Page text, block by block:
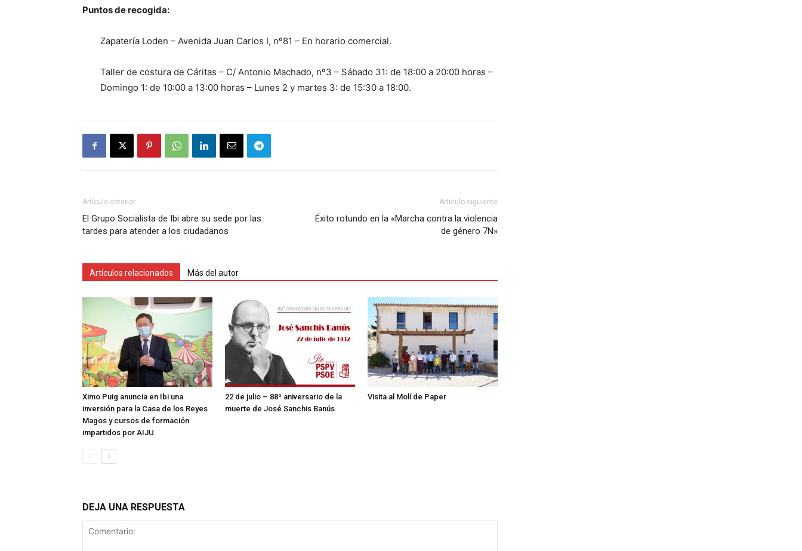
Puntos de recogida:
Zapatería Loden – Avenida Juan Carlos I, nº81 – En horario comercial.
Taller de costura de Cáritas – C/ Antonio Machado, nº3 – Sábado 31: de 18:00 a 20:00 horas –
Domingo 1: de 10:00 a 13:00 horas – Lunes 2 y martes 3: de 15:30 a 18:00.
Artículo anterior
El Grupo Socialista de Ibi abre su sede por las
tardes para atender a los ciudadanos
Artículo siguiente
Éxito rotundo en la «Marcha contra la violencia
de género 7N»
Artículos relacionados Más del autor
Ximo Puig anuncia en Ibi una
inversión para la Casa de los Reyes
Magos y cursos de formación
impartidos por AIJU
22 de julio – 88º aniversario de la
muerte de José Sanchis Banús
Visita al Molí de Paper
DEJA UNA RESPUESTA